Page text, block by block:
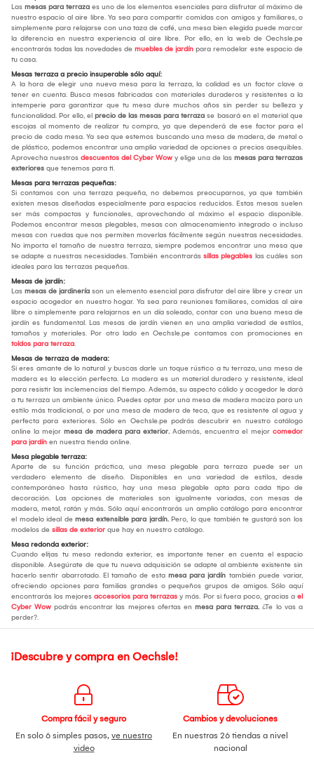
Las mesas para terraza es uno de los elementos esenciales para disfrutar al máximo de
nuestro espacio al aire libre. Ya sea para compartir comidas con amigos y familiares, o
simplemente para relajarse con una taza de café, una mesa bien elegida puede marcar
la diferencia en nuestra experiencia al aire libre. Por ello, en la web de Oechsle.pe
encontrarás todas las novedades de muebles de jardín para remodelar este espacio de
tu casa.
Mesas terraza a precio insuperable sólo aquí:
A la hora de elegir una nueva mesa para la terraza, la calidad es un factor clave a
tener en cuenta. Busca mesas fabricadas con materiales duraderos y resistentes a la
intemperie para garantizar que tu mesa dure muchos años sin perder su belleza y
funcionalidad. Por ello, el precio de las mesas para terraza se basará en el material que
escojas al momento de realizar tu compra, ya que dependerá de ese factor para el
precio de cada mesa. Ya sea que estemos buscando una mesa de madera, de metal o
de plástico, podemos encontrar una amplia variedad de opciones a precios asequibles.
Aprovecha nuestros descuentos del Cyber Wow y elige una de las mesas para terrazas
exteriores que tenemos para ti.
Mesas para terrazas pequeñas:
Si contamos con una terraza pequeña, no debemos preocuparnos, ya que también
existen mesas diseñadas especialmente para espacios reducidos. Estas mesas suelen
ser más compactas y funcionales, aprovechando al máximo el espacio disponible.
Podemos encontrar mesas plegables, mesas con almacenamiento integrado o incluso
mesas con ruedas que nos permiten moverlas fácilmente según nuestras necesidades.
No importa el tamaño de nuestra terraza, siempre podemos encontrar una mesa que
se adapte a nuestras necesidades. También encontrarás sillas plegables las cuáles son
ideales para las terrazas pequeñas.
Mesas de jardín:
Las mesas de jardinería son un elemento esencial para disfrutar del aire libre y crear un
espacio acogedor en nuestro hogar. Ya sea para reuniones familiares, comidas al aire
libre o simplemente para relajarnos en un día soleado, contar con una buena mesa de
jardín es fundamental. Las mesas de jardín vienen en una amplia variedad de estilos,
tamaños y materiales. Por otro lado en Oechsle.pe contamos con promociones en
toldos para terraza.
Mesas de terraza de madera:
Si eres amante de lo natural y buscas darle un toque rústico a tu terraza, una mesa de
madera es la elección perfecta. La madera es un material duradero y resistente, ideal
para resistir las inclemencias del tiempo. Además, su aspecto cálido y acogedor le dará
a tu terraza un ambiente único. Puedes optar por una mesa de madera maciza para un
estilo más tradicional, o por una mesa de madera de teca, que es resistente al agua y
perfecta para exteriores. Sólo en Oechsle.pe podrás descubrir en nuestro catálogo
online la mejor mesa de madera para exterior. Además, encuentra el mejor comedor
para jardín en nuestra tienda online.
Mesa plegable terraza:
Aparte de su función práctica, una mesa plegable para terraza puede ser un
verdadero elemento de diseño. Disponibles en una variedad de estilos, desde
contemporáneo hasta rústico, hay una mesa plegable apta para cada tipo de
decoración. Las opciones de materiales son igualmente variadas, con mesas de
madera, metal, ratán y más. Sólo aquí encontrarás un amplio catálogo para encontrar
el modelo ideal de mesa extensible para jardín. Pero, lo que también te gustará son los
modelos de sillas de exterior que hay en nuestro catálogo.
Mesa redonda exterior:
Cuando elijas tu mesa redonda exterior, es importante tener en cuenta el espacio
disponible. Asegúrate de que tu nueva adquisición se adapte al ambiente existente sin
hacerlo sentir abarrotado. El tamaño de esta mesa para jardín también puede variar,
ofreciendo opciones para familias grandes o pequeños grupos de amigos. Sólo aquí
encontrarás los mejores accesorios para terrazas y más. Por si fuera poco, gracias a el
Cyber Wow podrás encontrar las mejores ofertas en mesa para terraza. ¿Te lo vas a
perder?.
¡Descubre y compra en Oechsle!
Compra fácil y seguro
En solo 6 simples pasos, ve nuestro
video
Cambios y devoluciones
En nuestras 26 tiendas a nivel
nacional